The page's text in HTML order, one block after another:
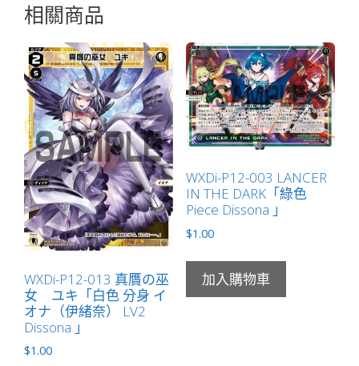
精
奏
羅：
寶
石
LV2
Dissona
有
LB」
數
量
相關商品
WXDi-P12-013 真贋の巫
女 ユキ「白色 分身 イ
オナ（伊緒奈） LV2
Dissona 」
$1.00
WXDi-P12-003 LANCER
IN THE DARK「綠色
Piece Dissona 」
$1.00
加入購物車